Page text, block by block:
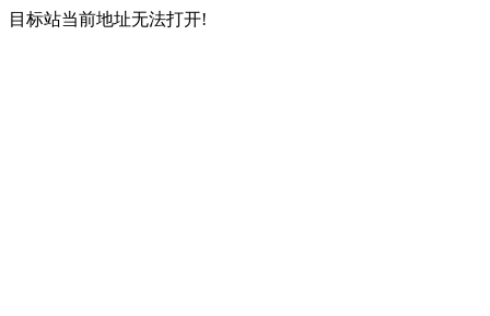
目标站当前地址无法打开!